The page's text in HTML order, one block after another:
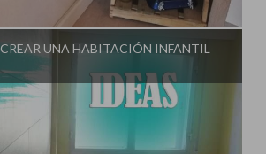
El Taller de Ire
UNA HABITACIÓN INFANTIL